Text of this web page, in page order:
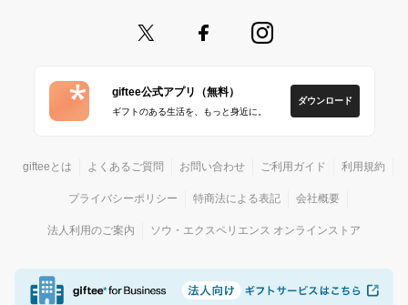
giftee公式アプリ（無料）
ギフトのある生活を、もっと身近に。
ダウンロード
gifteeとは よくあるご質問 お問い合わせ ご利用ガイド 利用規約
プライバシーポリシー 特商法による表記 会社概要
法人利用のご案内 ソウ・エクスペリエンス オンラインストア